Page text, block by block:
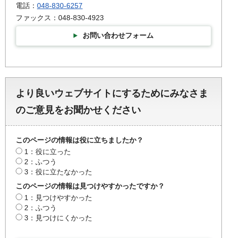
電話： 048-830-6257
ファックス：048-830-4923
お問い合わせフォーム
より良いウェブサイトにするためにみなさま
のご意見をお聞かせください
このページの情報は役に立ちましたか？
1：役に立った
2：ふつう
3：役に立たなかった
このページの情報は見つけやすかったですか？
1：見つけやすかった
2：ふつう
3：見つけにくかった